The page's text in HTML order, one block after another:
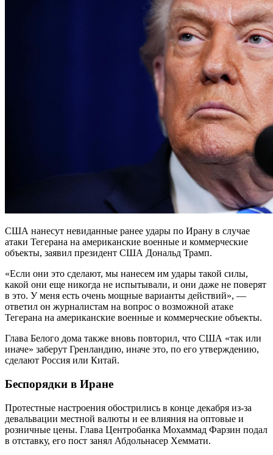
США нанесут невиданные ранее удары по Ирану в случае
атаки Тегерана на американские военные и коммерческие
объекты, заявил президент США Дональд Трамп.
«Если они это сделают, мы нанесем им удары такой силы,
какой они еще никогда не испытывали, и они даже не поверят
в это. У меня есть очень мощные варианты действий», —
ответил он журналистам на вопрос о возможной атаке
Тегерана на американские военные и коммерческие объекты.
Глава Белого дома также вновь повторил, что США «так или
иначе» заберут Гренландию, иначе это, по его утверждению,
сделают Россия или Китай.
Беспорядки в Иране
Протестные настроения обострились в конце декабря из-за
девальвации местной валюты и ее влияния на оптовые и
розничные цены. Глава Центробанка Мохаммад Фарзин подал
в отставку, его пост занял Абдольнасер Хеммати.